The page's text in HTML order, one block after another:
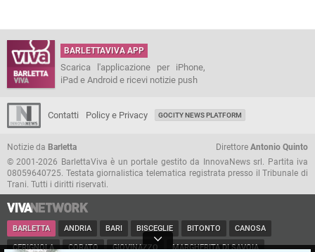
BARLETTAVIVA APP
Scarica l'applicazione per iPhone,
iPad e Android e ricevi notizie push
Contatti Policy e Privacy GOCITY NEWS PLATFORM
Notizie da Barletta Direttore Antonio Quinto
© 2001-2026 BarlettaViva è un portale gestito da InnovaNews srl. Partita iva
08059640725. Testata giornalistica telematica registrata presso il Tribunale di
Trani. Tutti i diritti riservati.
BARLETTA ANDRIA BARI BISCEGLIE BITONTO CANOSA
CERIGNOLA CORATO GIOVINAZZO MARGHERITA DI SAVOIA